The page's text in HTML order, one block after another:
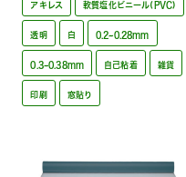
アキレス 軟質塩化ビニール(PVC)
透明 白 0.2~0.28mm
0.3~0.38mm 自己粘着 雑貨
印刷 窓貼り